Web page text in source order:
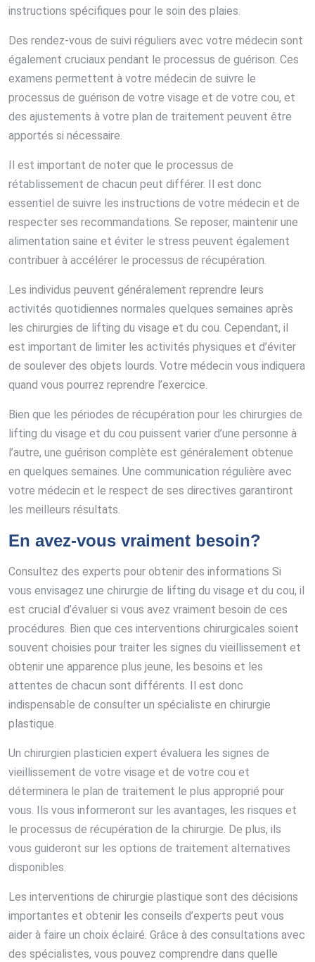
instructions spécifiques pour le soin des plaies.
Des rendez-vous de suivi réguliers avec votre médecin sont
également cruciaux pendant le processus de guérison. Ces
examens permettent à votre médecin de suivre le
processus de guérison de votre visage et de votre cou, et
des ajustements à votre plan de traitement peuvent être
apportés si nécessaire.
Il est important de noter que le processus de
rétablissement de chacun peut différer. Il est donc
essentiel de suivre les instructions de votre médecin et de
respecter ses recommandations. Se reposer, maintenir une
alimentation saine et éviter le stress peuvent également
contribuer à accélérer le processus de récupération.
Les individus peuvent généralement reprendre leurs
activités quotidiennes normales quelques semaines après
les chirurgies de lifting du visage et du cou. Cependant, il
est important de limiter les activités physiques et d’éviter
de soulever des objets lourds. Votre médecin vous indiquera
quand vous pourrez reprendre l’exercice.
Bien que les périodes de récupération pour les chirurgies de
lifting du visage et du cou puissent varier d’une personne à
l’autre, une guérison complète est généralement obtenue
en quelques semaines. Une communication régulière avec
votre médecin et le respect de ses directives garantiront
les meilleurs résultats.
En avez-vous vraiment besoin?
Consultez des experts pour obtenir des informations Si
vous envisagez une chirurgie de lifting du visage et du cou, il
est crucial d’évaluer si vous avez vraiment besoin de ces
procédures. Bien que ces interventions chirurgicales soient
souvent choisies pour traiter les signes du vieillissement et
obtenir une apparence plus jeune, les besoins et les
attentes de chacun sont différents. Il est donc
indispensable de consulter un spécialiste en chirurgie
plastique.
Un chirurgien plasticien expert évaluera les signes de
vieillissement de votre visage et de votre cou et
déterminera le plan de traitement le plus approprié pour
vous. Ils vous informeront sur les avantages, les risques et
le processus de récupération de la chirurgie. De plus, ils
vous guideront sur les options de traitement alternatives
disponibles.
Les interventions de chirurgie plastique sont des décisions
importantes et obtenir les conseils d’experts peut vous
aider à faire un choix éclairé. Grâce à des consultations avec
des spécialistes, vous pouvez comprendre dans quelle